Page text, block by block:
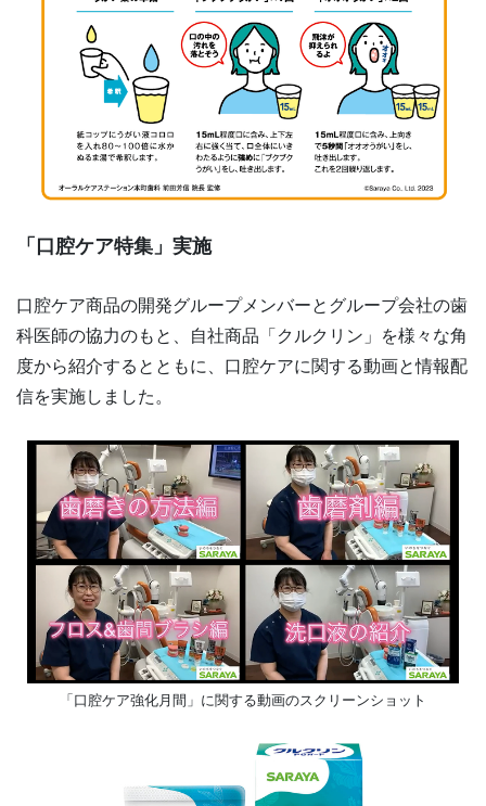
「口腔ケア特集」実施
口腔ケア商品の開発グループメンバーとグループ会社の歯
科医師の協力のもと、自社商品「クルクリン」を様々な角
度から紹介するとともに、口腔ケアに関する動画と情報配
信を実施しました。
「口腔ケア強化月間」に関する動画のスクリーンショット